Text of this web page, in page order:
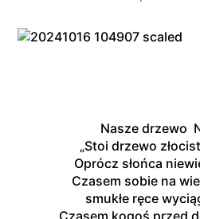
Nasze drzewo
„Stoi drzewo zł
Oprócz słońca
Czasem sobie na
smukłe ręce wycią
Czasem kogoś przed